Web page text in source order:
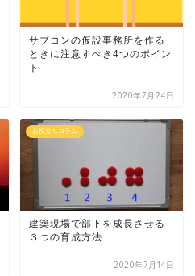
サブコンの仮設事務所を作る
ときに注意すべき4つのポイン
ト
2020年7月24日
お役立ちコラム
建築現場で部下を成長させる
３つの育成方法
2020年7月14日